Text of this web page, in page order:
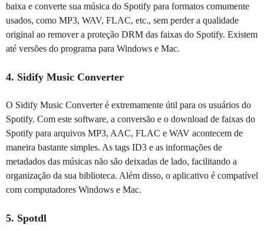
baixa e converte sua música do Spotify para formatos comumente
usados, como MP3, WAV, FLAC, etc., sem perder a qualidade
original ao remover a proteção DRM das faixas do Spotify. Existem
até versões do programa para Windows e Mac.
4. Sidify Music Converter
O Sidify Music Converter é extremamente útil para os usuários do
Spotify. Com este software, a conversão e o download de faixas do
Spotify para arquivos MP3, AAC, FLAC e WAV acontecem de
maneira bastante simples. As tags ID3 e as informações de
metadados das músicas não são deixadas de lado, facilitando a
organização da sua biblioteca. Além disso, o aplicativo é compatível
com computadores Windows e Mac.
5. Spotdl